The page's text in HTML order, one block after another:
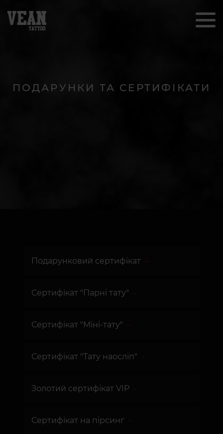
ПОДАРУНКИ ТА СЕРТИФІКАТИ
Подарунковий сертифікат
Сертифікат "Парні тату"
Сертифікат "Міні-тату"
Сертифікат "Тату наосліп"
Золотий сертифікат VIP
Сертифікат на пірсинг